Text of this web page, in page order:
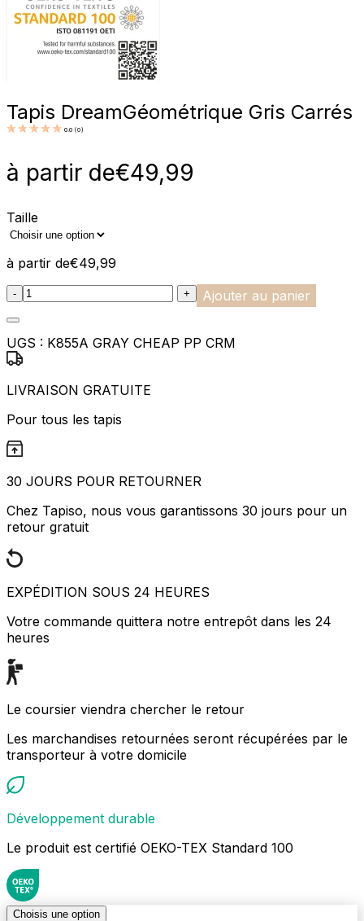
Tapis DreamGéométrique Gris Carrés
0.0 (0)
à partir de€49,99
Taille
à partir de€49,99
:product_name quantity
- + Ajouter au panier
UGS : K855A GRAY CHEAP PP CRM
LIVRAISON GRATUITE
Pour tous les tapis
30 JOURS POUR RETOURNER
Chez Tapiso, nous vous garantissons 30 jours pour un
retour gratuit
EXPÉDITION SOUS 24 HEURES
Votre commande quittera notre entrepôt dans les 24
heures
Le coursier viendra chercher le retour
Les marchandises retournées seront récupérées par le
transporteur à votre domicile
Développement durable
Le produit est certifié OEKO-TEX Standard 100
Choisis une option